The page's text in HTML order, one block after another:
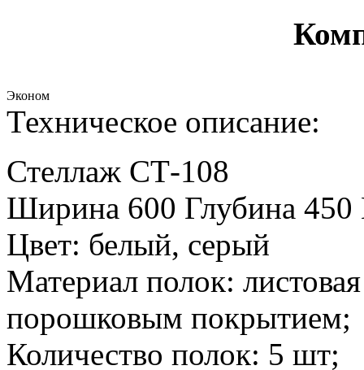
Эконом
Техническое описание:
Стеллаж СТ-108
Ширина 600 Глубина 450
Цвет: белый, серый
Материал полок:
порошковым покрытием;
Количество полок: 5 шт;